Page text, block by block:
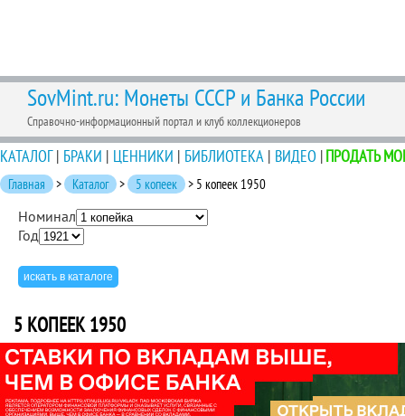
SovMint.ru: Монеты СССР и Банка России
Справочно-информационный портал и клуб коллекционеров
КАТАЛОГ| БРАКИ | ЦЕННИКИ | БИБЛИОТЕКА | ВИДЕО |ПРОДАТЬ
Главная > Каталог > 5 копеек > 5 копеек 1950
Номинал
Год
5 КОПЕЕК 1950